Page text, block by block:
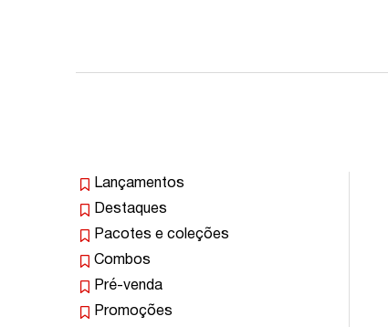
Lançamentos
Destaques
Pacotes e coleções
Combos
Pré-venda
Promoções